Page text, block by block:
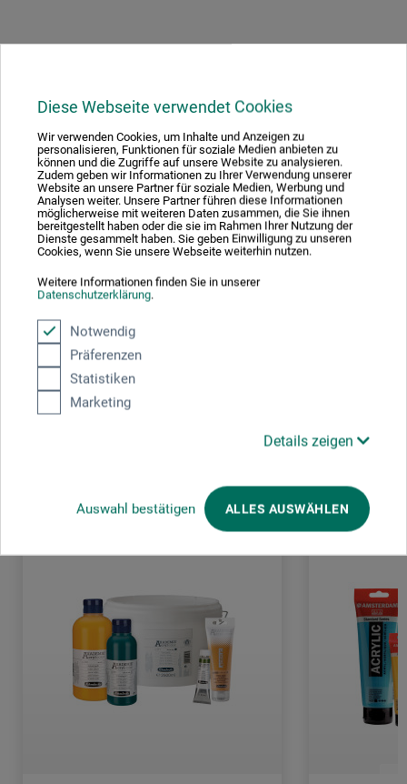
Diese Webseite verwendet Cookies
Wir verwenden Cookies, um Inhalte und Anzeigen zu
personalisieren, Funktionen für soziale Medien anbieten zu
können und die Zugriffe auf unsere Website zu analysieren.
Zudem geben wir Informationen zu Ihrer Verwendung unserer
Website an unsere Partner für soziale Medien, Werbung und
Analysen weiter. Unsere Partner führen diese Informationen
möglicherweise mit weiteren Daten zusammen, die Sie ihnen
bereitgestellt haben oder die sie im Rahmen Ihrer Nutzung der
Dienste gesammelt haben. Sie geben Einwilligung zu unseren
Cookies, wenn Sie unsere Webseite weiterhin nutzen.
Weitere Informationen finden Sie in unserer
Datenschutzerklärung.
Notwendig
Präferenzen
Statistiken
Marketing
Details zeigen
Auswahl bestätigen ALLES AUSWÄHLEN
Hersteller-Kontakt
Hier finden Sie die Kontaktdaten des Herstellers zu
diesem Produkt.
boesner GmbH holding + innovations
Gewerkenstr. 2
58456 Witten
pm@boesner.com
Kunden kauften auch